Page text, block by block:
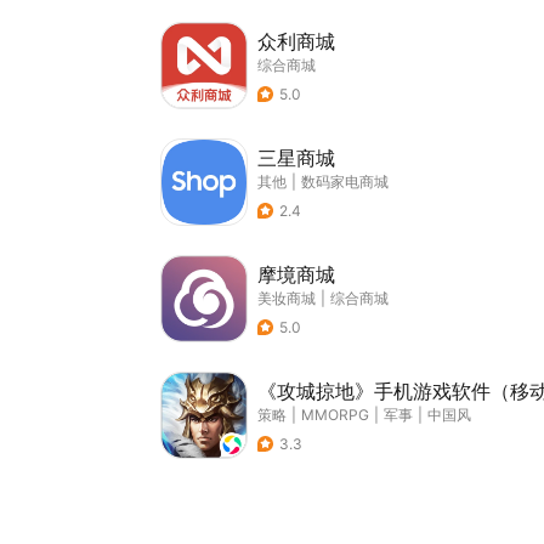
众利商城
综合商城
5.0
三星商城
其他
数码家电商城
2.4
摩境商城
美妆商城
综合商城
5.0
《攻城掠地》手机游戏软件（移
策略 MMORPG 军事
中国风
3.3